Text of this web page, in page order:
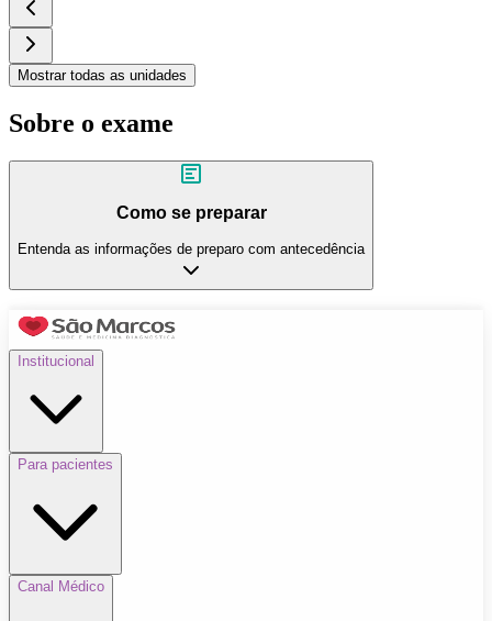
Mostrar todas as unidades
Sobre o exame
Como se preparar
Entenda as informações de preparo com antecedência
Institucional
Para pacientes
Canal Médico